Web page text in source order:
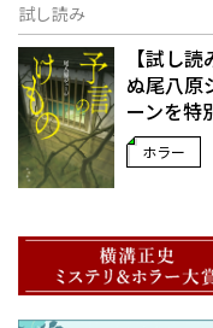
試し読み
【試し
ぬ――尾八
ーンを特
ホラー